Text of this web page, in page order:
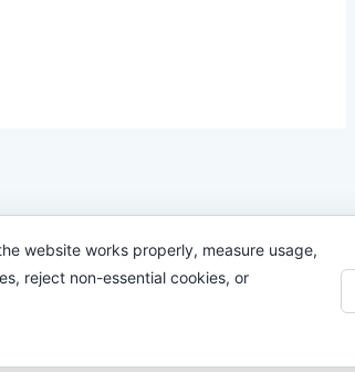
website works properly, measure usage,
reject non-essential cookies, or